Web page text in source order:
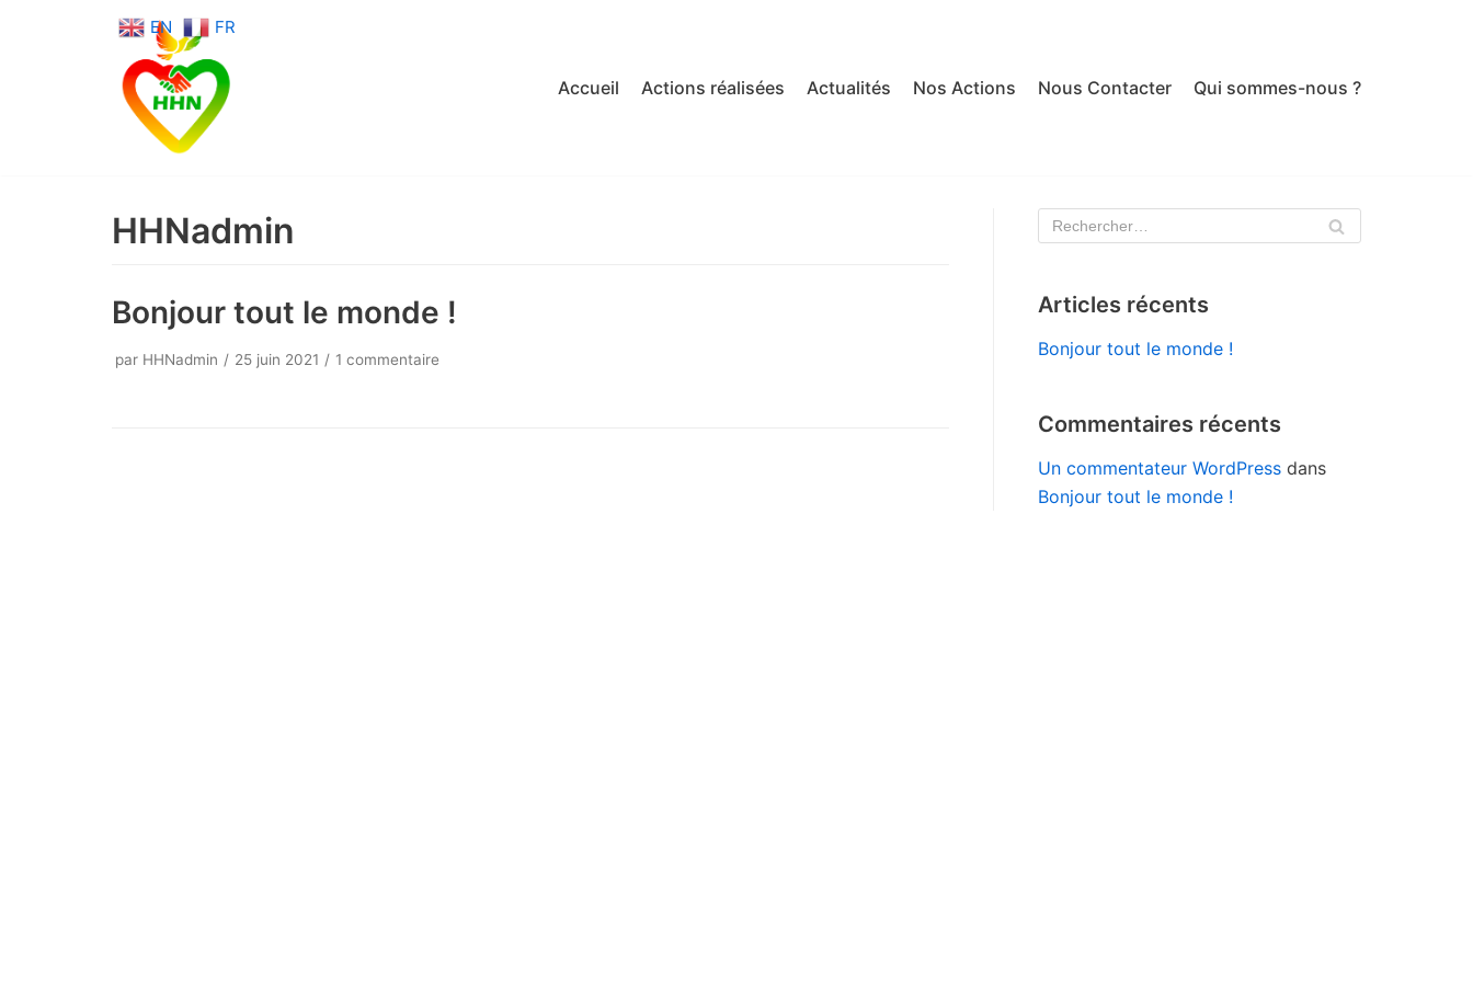
Accueil Actions réalisées Actualités Nos Actions Nous Contacter Qui sommes-nous ?
HHNadmin
Bonjour tout le monde !
par HHNadmin 25 juin 2021 1 commentaire
Articles récents
Bonjour tout le monde !
Commentaires récents
Un commentateur WordPress dans
Bonjour tout le monde !
EN FR